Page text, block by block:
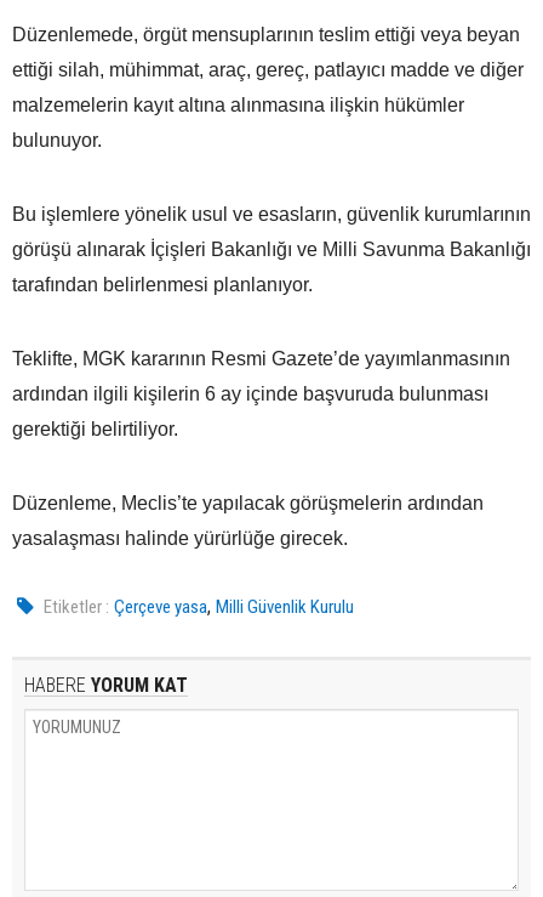
Düzenlemede, örgüt mensuplarının teslim ettiği veya beyan
ettiği silah, mühimmat, araç, gereç, patlayıcı madde ve diğer
malzemelerin kayıt altına alınmasına ilişkin hükümler
bulunuyor.
Bu işlemlere yönelik usul ve esasların, güvenlik kurumlarının
görüşü alınarak İçişleri Bakanlığı ve Milli Savunma Bakanlığı
tarafından belirlenmesi planlanıyor.
Teklifte, MGK kararının Resmi Gazete’de yayımlanmasının
ardından ilgili kişilerin 6 ay içinde başvuruda bulunması
gerektiği belirtiliyor.
Düzenleme, Meclis’te yapılacak görüşmelerin ardından
yasalaşması halinde yürürlüğe girecek.
Etiketler : Çerçeve yasa,Milli Güvenlik Kurulu
HABERE YORUM KAT